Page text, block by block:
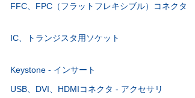
FFC、FPC（フラットフレキシブル）コネクタ
IC、トランジスタ用ソケット
Keystone - インサート
USB、DVI、HDMIコネクタ - アクセサリ